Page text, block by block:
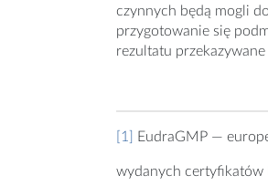
czynnych będą mogli
przygotowanie się
rezultatu
[1] EudraGMP —
wydanych certyfikatów